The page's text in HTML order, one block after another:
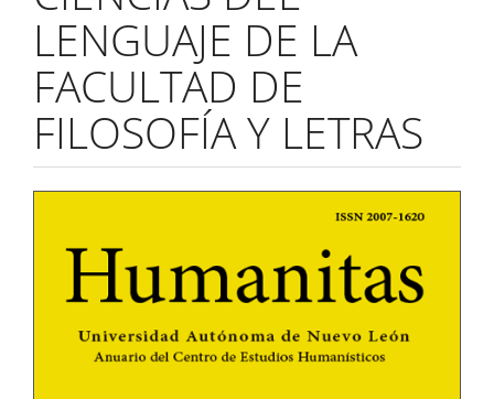
LENGUAJE DE LA
FACULTAD DE
FILOSOFÍA Y LETRAS
Barra
lateral
del
artículo